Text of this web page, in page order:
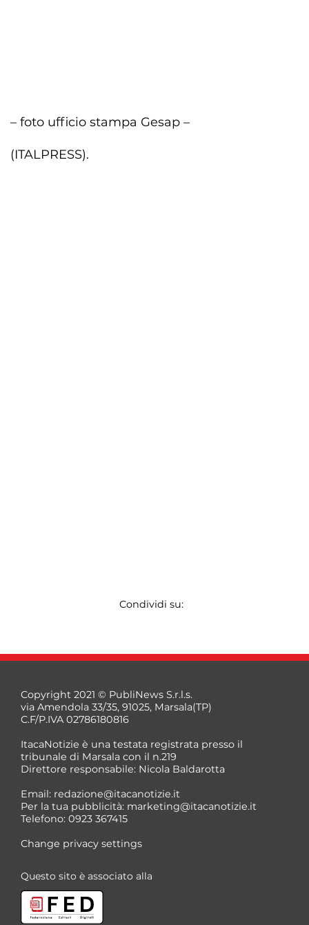
– foto ufficio stampa Gesap –
(ITALPRESS).
Condividi su:
Copyright 2021 © PubliNews S.r.l.s.
via Amendola 33/35, 91025, Marsala(TP)
C.F/P.IVA 02786180816
ItacaNotizie è una testata registrata presso il
tribunale di Marsala con il n.219
Direttore responsabile: Nicola Baldarotta
Email: redazione@itacanotizie.it
Per la tua pubblicità: marketing@itacanotizie.it
Telefono: 0923 367415
Change privacy settings
Questo sito è associato alla